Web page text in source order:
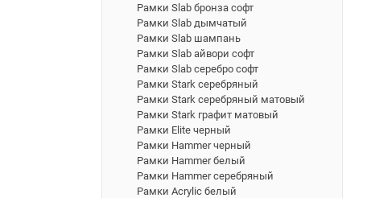
Рамки Slab бронза софт
Рамки Slab дымчатый
Рамки Slab шампань
Рамки Slab айвори софт
Рамки Slab серебро софт
Рамки Stark серебряный
Рамки Stark серебряный матовый
Рамки Stark графит матовый
Рамки Elite черный
Рамки Hammer черный
Рамки Hammer белый
Рамки Hammer серебряный
Рамки Acrylic белый